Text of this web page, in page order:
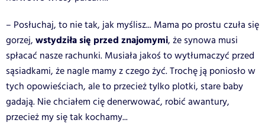
– Posłuchaj, to nie tak, jak myślisz... Mama po prostu czuła się
gorzej, wstydziła się przed znajomymi, że synowa musi
spłacać nasze rachunki. Musiała jakoś to wytłumaczyć przed
sąsiadkami, że nagle mamy z czego żyć. Trochę ją poniosło w
tych opowieściach, ale to przecież tylko plotki, stare baby
gadają. Nie chciałem cię denerwować, robić awantury,
przecież my się tak kochamy...